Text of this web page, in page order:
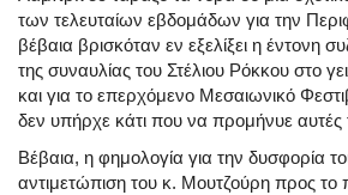
των τελευταίων εβδομάδων για την
βέβαια βρισκόταν εν εξελίξει η έντονη
της συναυλίας του Στέλιου Ρόκκου στο
και για το επερχόμενο Μεσαιωνικό
δεν υπήρχε κάτι που να προμήνυε αυτές
Βέβαια, η φημολογία για την δυσφορία
αντιμετώπιση του κ. Μουτζούρη προς